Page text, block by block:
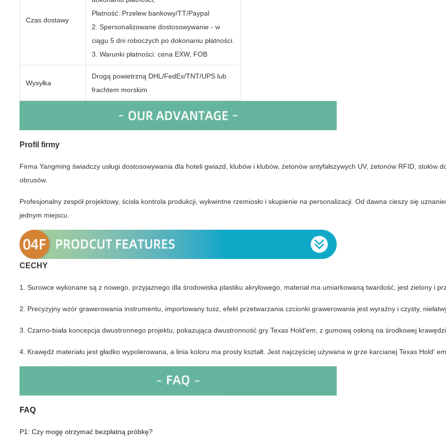
Czas dostawy
Płatność: Przelew bankowy/TT/Paypal
2. Spersonalizowane dostosowywanie - w
ciągu 5 dni roboczych po dokonaniu płatności.
3. Warunki płatności: cena EXW, FOB
Wysyłka
Drogą powietrzną DHL/FedEx/TNT/UPS lub
frachtem morskim
Profil firmy
Firma Yangming świadczy usługi dostosowywania dla hoteli gwiazd, klubów i klubów, żetonów antyfałszywych UV, żetonów RFID,
obrusów.
Profesjonalny zespół projektowy, ścisła kontrola produkcji, wykwintne rzemiosło i skupienie na personalizacji. Od dawna cieszy się
jednym miejscu.
C ECHY
1. Surowce wykonane są z nowego, przyjaznego dla środowiska plastiku akrylowego, materiał ma umiarkowaną twardość, jest zielony i
2. Precyzyjny wzór grawerowania instrumentu, importowany tusz, efekt przetwarzania czcionki grawerowania jest wyraźny i czysty,
3. Czarno-biała koncepcja dwustronnego projektu, pokazująca dwustronność gry Texas Hold'em, z gumową osłoną na środkowej
4. Krawędź materiału jest gładko wypolerowana, a linia koloru ma prosty kształt. Jest najczęściej używana w grze karcianej Texas Hold'
FAQ
P1: Czy mogę otrzymać bezpłatną próbkę?